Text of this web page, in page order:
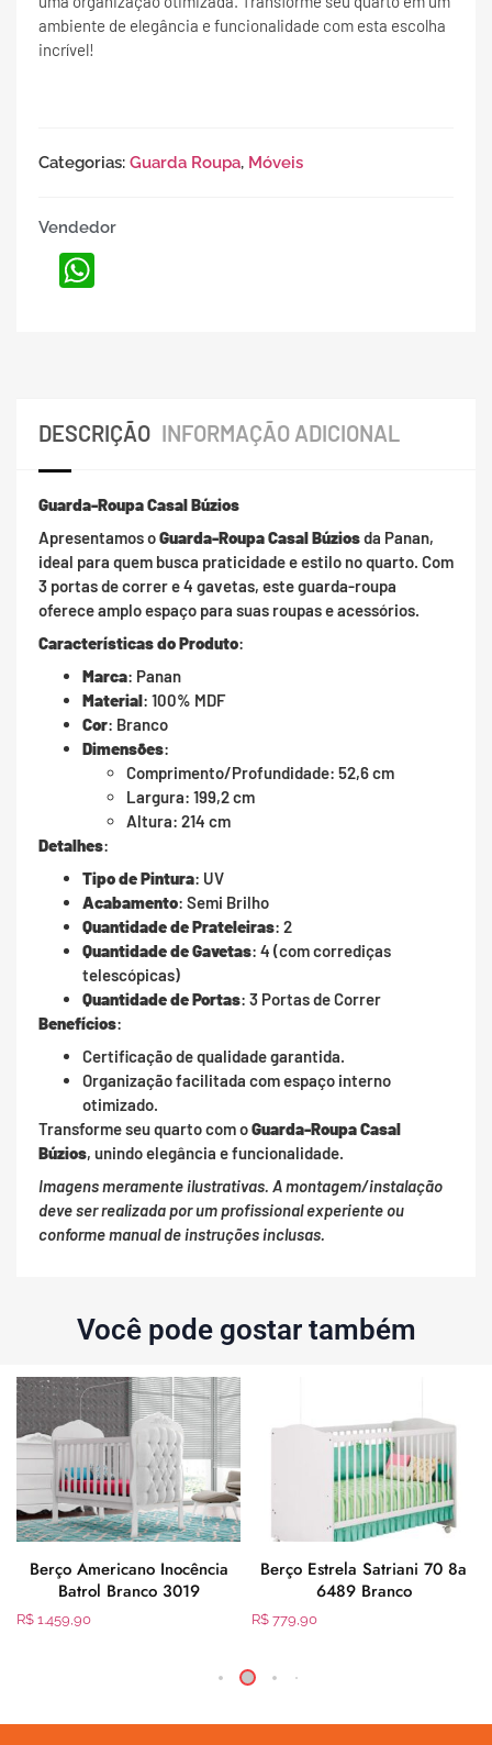
ambiente de elegância e funcionalidade com esta escolha
incrível!
Categorias: Guarda Roupa, Móveis
Vendedor
DESCRIÇÃO INFORMAÇÃO ADICIONAL
Guarda-Roupa Casal Búzios
Apresentamos oGuarda-Roupa Casal Búziosda Panan,
ideal para quem busca praticidade e estilo no quarto. Com
3 portas de correr e 4 gavetas, este guarda-roupa
oferece amplo espaço para suas roupas e acessórios.
Características do Produto:
Marca: Panan
Material: 100% MDF
Cor: Branco
Dimensões:
Comprimento/Profundidade: 52,6 cm
Largura: 199,2 cm
Altura: 214 cm
Detalhes:
Tipo de Pintura: UV
Acabamento: Semi Brilho
Quantidade de Prateleiras: 2
Quantidade de Gavetas: 4 (com corrediças
telescópicas)
Quantidade de Portas: 3 Portas de Correr
Benefícios:
Certificação de qualidade garantida.
Organização facilitada com espaço interno
otimizado.
Transforme seu quarto com oGuarda-Roupa Casal
Búzios, unindo elegância e funcionalidade.
Imagens meramente ilustrativas. A montagem/instalação
deve ser realizada por um profissional experiente ou
conforme manual de instruções inclusas.
Você pode gostar também
Berço Americano Inocência
Batrol Branco 3019
R$ 1.459,90
Berço Estrela Satriani 70 8a
6489 Branco
R$ 779,90